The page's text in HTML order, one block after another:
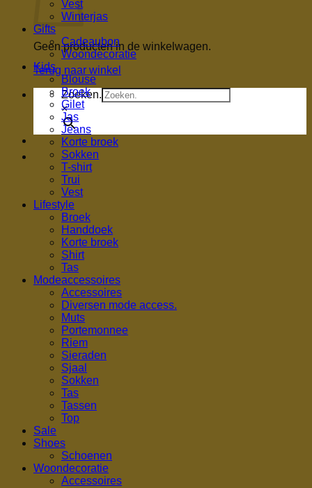
Geen producten in de winkelwagen.
Terug naar winkel
Zoeken.
×
Vest
Winterjas
Gifts
Cadeaubon
Woondecoratie
Kids
Blouse
Broek
Gilet
Jas
Jeans
Korte broek
Sokken
T-shirt
Trui
Vest
Lifestyle
Broek
Handdoek
Korte broek
Shirt
Tas
Modeaccessoires
Accessoires
Diversen mode access.
Muts
Portemonnee
Riem
Sieraden
Sjaal
Sokken
Tas
Tassen
Top
Sale
Shoes
Schoenen
Woondecoratie
Accessoires